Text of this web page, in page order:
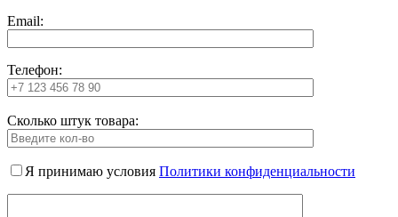
Email:
Телефон:
Сколько штук товара:
Я принимаю условия Политики конфиденциальности